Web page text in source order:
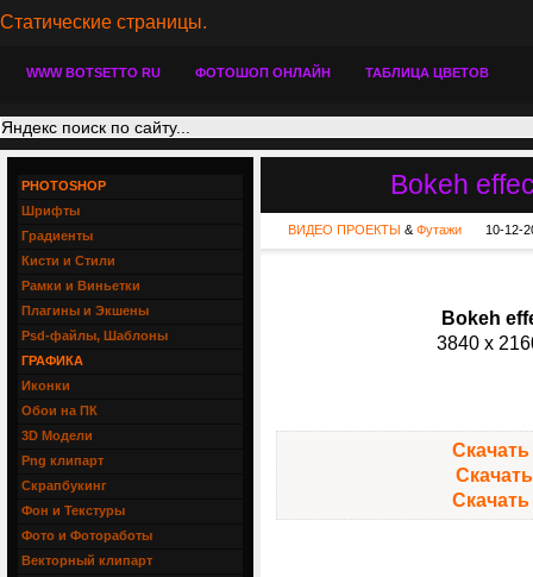
Статические страницы.
WWW BOTSETTO RU ФОТОШОП ОНЛАЙН ТАБЛИЦА ЦВЕТОВ
Bokeh
ВИДЕО ПРОЕКТЫ & Футажи 10-12-
Bokeh
3840 x
PHOTOSHOP
Шрифты
Градиенты
Кисти и Стили
Рамки и Виньетки
Плагины и Экшены
Psd-файлы, Шаблоны
ГРАФИКА
Иконки
Обои на ПК
3D Модели
Png клипарт
Скрапбукинг
Фон и Текстуры
Фото и Фотоработы
Векторный клипарт